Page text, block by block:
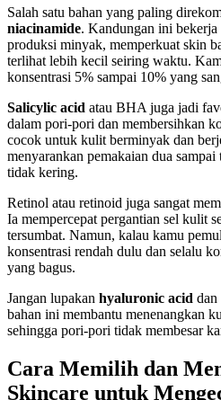
Salah satu bahan yang paling
niacinamide. Kandungan ini bekerja
produksi minyak, memperkuat skin
terlihat lebih kecil seiring waktu.
konsentrasi 5% sampai 10% yang
Salicylic acid atau BHA juga jadi
dalam pori-pori dan membersihkan
cocok untuk kulit berminyak dan
menyarankan pemakaian dua
tidak kering.
Retinol atau retinoid juga sangat
Ia mempercepat pergantian sel kulit
tersumbat. Namun, kalau kamu
konsentrasi rendah dulu dan selalu
yang bagus.
Jangan lupakan hyaluronic acid dan
bahan ini membantu menenangkan
sehingga pori-pori tidak membesar
Cara Memilih dan
Skincare untuk